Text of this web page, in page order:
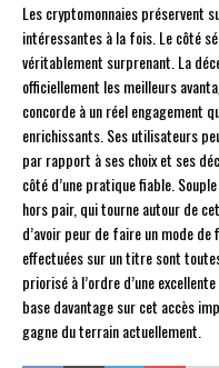
Les cryptomonnaies préservent
intéressantes à la fois. Le côté
véritablement surprenant. La
officiellement les meilleurs
concorde à un réel engagement
enrichissants. Ses utilisateurs
par rapport à ses choix et ses
côté d’une pratique fiable.
hors pair, qui tourne autour de
d’avoir peur de faire un mode
effectuées sur un titre sont
priorisé à l’ordre d’une
base davantage sur cet accès
gagne du terrain actuellement.